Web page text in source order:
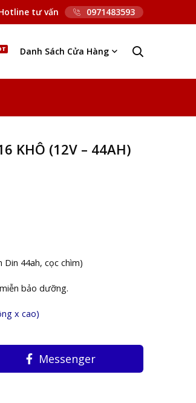
tư vấn 0971483593
Danh Sách Cửa Hàng
KHÔ (12V – 44AH)
Din 44ah, cọc chìm)
bảo dưỡng.
x cao)
Messenger